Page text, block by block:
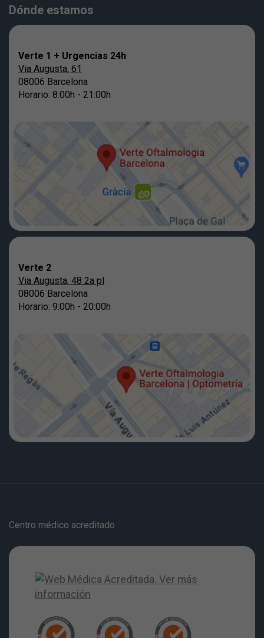
Dónde estamos
Verte 1 + Urgencias 24h
Via Augusta, 61
08006 Barcelona
Horario: 8:00h - 21:00h
Verte 2
Via Augusta, 48 2a pl
08006 Barcelona
Horario: 9:00h - 20:00h
Centro médico acreditado